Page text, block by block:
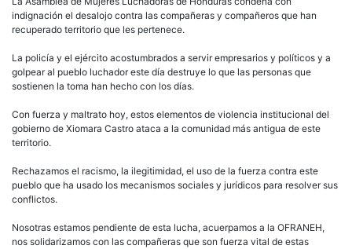
y
maltrato,
elementos
de
violencia
del
gobierno
Castro
ataca
comunidad
garífuna
indignación el desalojo contra las compañeras y compañeros que han
recuperado territorio que les pertenece.
La policía y el ejército acostumbrados a servir empresarios y políticos y a
golpear al pueblo luchador este día destruye lo que las personas que
sostienen la toma han hecho con los días.
Con fuerza y maltrato hoy, estos elementos de violencia institucional del
gobierno de Xiomara Castro ataca a la comunidad más antigua de este
territorio.
Rechazamos el racismo, la ilegitimidad, el uso de la fuerza contra este
pueblo que ha usado los mecanismos sociales y jurídicos para resolver sus
conflictos.
Nosotras estamos pendiente de esta lucha, acuerpamos a la OFRANEH,
nos solidarizamos con las compañeras que son fuerza vital de estas